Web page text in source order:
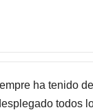
ha tenido
todos